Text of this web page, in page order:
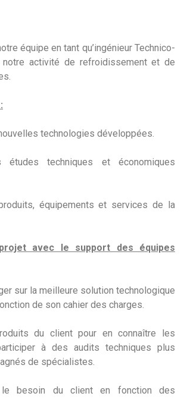
équipe en tant qu’ingénieur Technico-
notre activité de refroidissement et de
technologies développées.
études techniques et économiques
équipements et services de la
avec le support des équipes
sur la meilleure solution technologique
de son cahier des charges.
du client pour en connaître les
à des audits techniques plus
de spécialistes.
le besoin du client en fonction des